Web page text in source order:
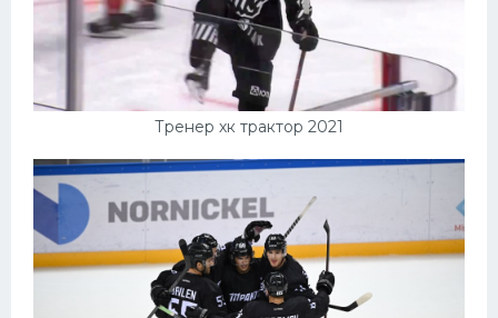
Тренер хк трактор 2021